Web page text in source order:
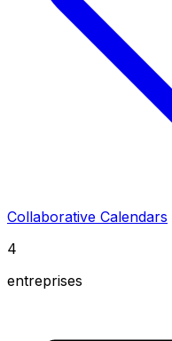
Collaborative Calendars
4
entreprises